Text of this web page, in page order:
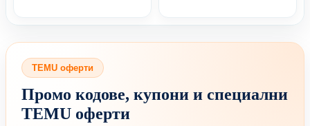
TEMU оферти
Промо кодове, купони и специални
TEMU оферти